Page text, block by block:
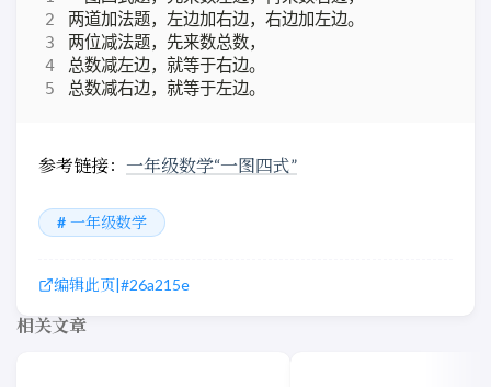
参考链接： 一年级数学“一图四式”
一年级数学
编辑此页|#26a215e
相关文章